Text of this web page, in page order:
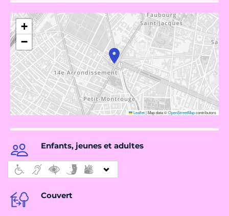
+
−
Leaflet|Map data ©OpenStreetMapcontributors
Enfants, jeunes et adultes
Couvert